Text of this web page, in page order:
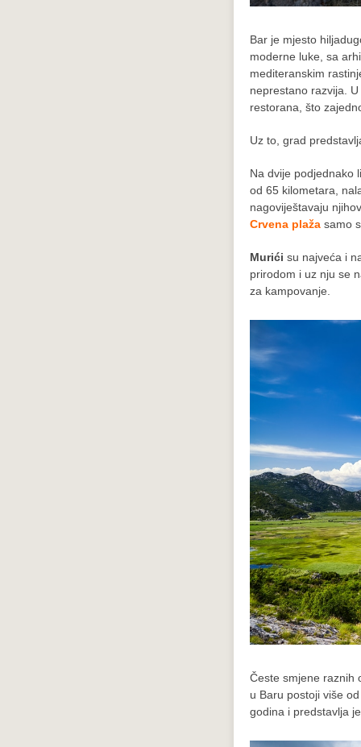
Bar je mjesto
moderne luke, sa
mediteranskim
neprestano razvija.
restorana, što
Uz to, grad
Na dvije podjednako
od 65 kilometara,
nagoviještavaju
Crvena plaža samo
Murići su najveća i
prirodom i uz nju se
za kampovanje.
Česte smjene raznih
u Baru postoji više
godina i predstavlja